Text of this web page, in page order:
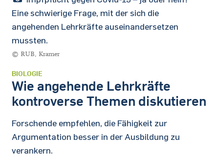
Eine schwierige Frage, mit der sich die
angehenden Lehrkräfte auseinandersetzen
mussten.
© RUB, Kramer
BIOLOGIE
Wie angehende Lehrkräfte
kontroverse Themen diskutieren
Forschende empfehlen, die Fähigkeit zur
Argumentation besser in der Ausbildung zu
verankern.